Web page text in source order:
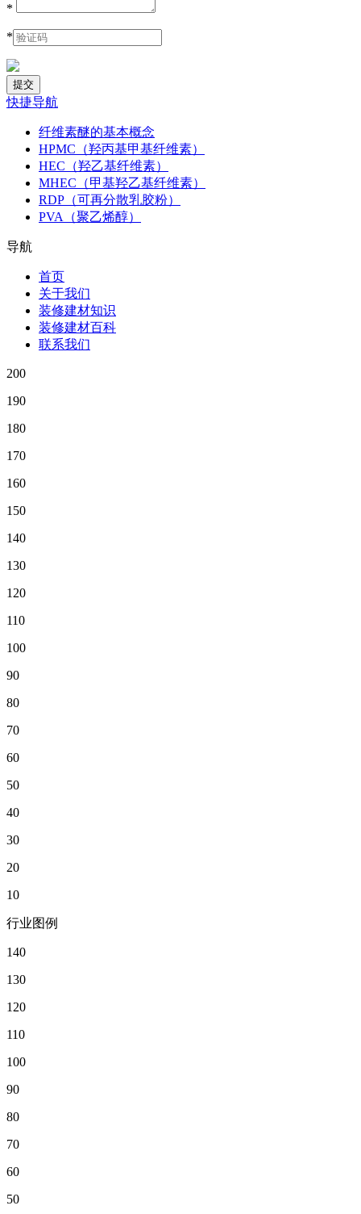
*
*
快捷导航
纤维素醚的基本概念
HPMC（羟丙基甲基纤维素）
HEC（羟乙基纤维素）
MHEC（甲基羟乙基纤维素）
RDP（可再分散乳胶粉）
PVA（聚乙烯醇）
导航
首页
关于我们
装修建材知识
装修建材百科
联系我们
200
190
180
170
160
150
140
130
120
110
100
90
80
70
60
50
40
30
20
10
行业图例
140
130
120
110
100
90
80
70
60
50